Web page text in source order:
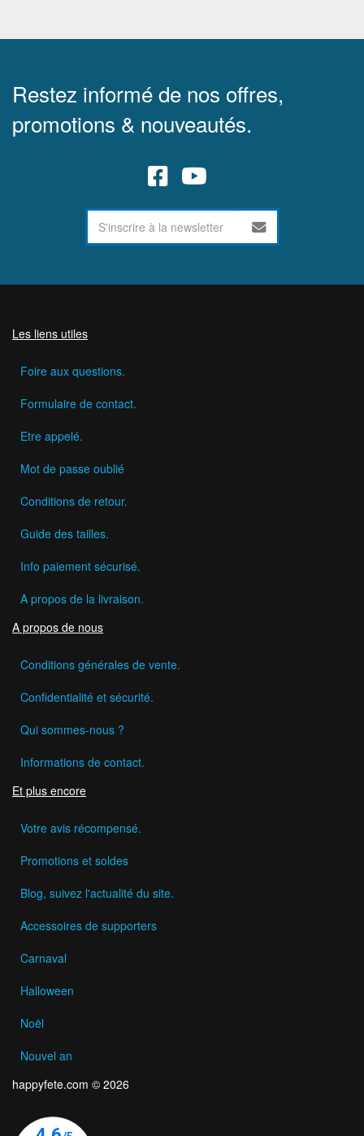
Restez informé de nos offres,
promotions & nouveautés.
Les liens utiles
Foire aux questions.
Formulaire de contact.
Etre appelé.
Mot de passe oublié
Conditions de retour.
Guide des tailles.
Info paiement sécurisé.
A propos de la livraison.
A propos de nous
Conditions générales de vente.
Confidentialité et sécurité.
Qui sommes-nous ?
Informations de contact.
Et plus encore
Votre avis récompensé.
Promotions et soldes
Blog, suivez l'actualité du site.
Accessoires de supporters
Carnaval
Halloween
Noël
Nouvel an
happyfete.com © 2026